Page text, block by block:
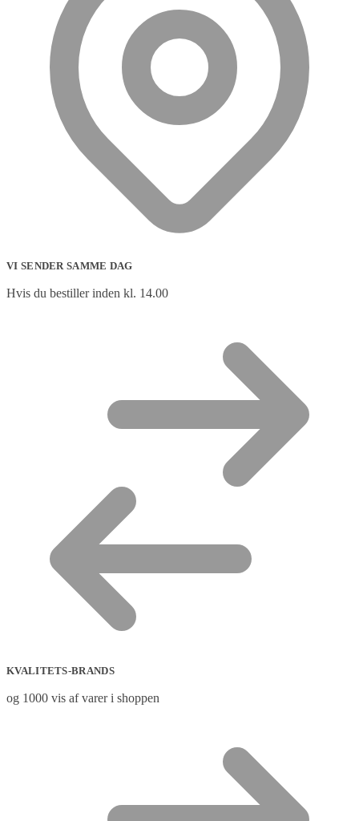
VI SENDER SAMME DAG
Hvis du bestiller inden kl. 14.00
KVALITETS-BRANDS
og 1000 vis af varer i shoppen